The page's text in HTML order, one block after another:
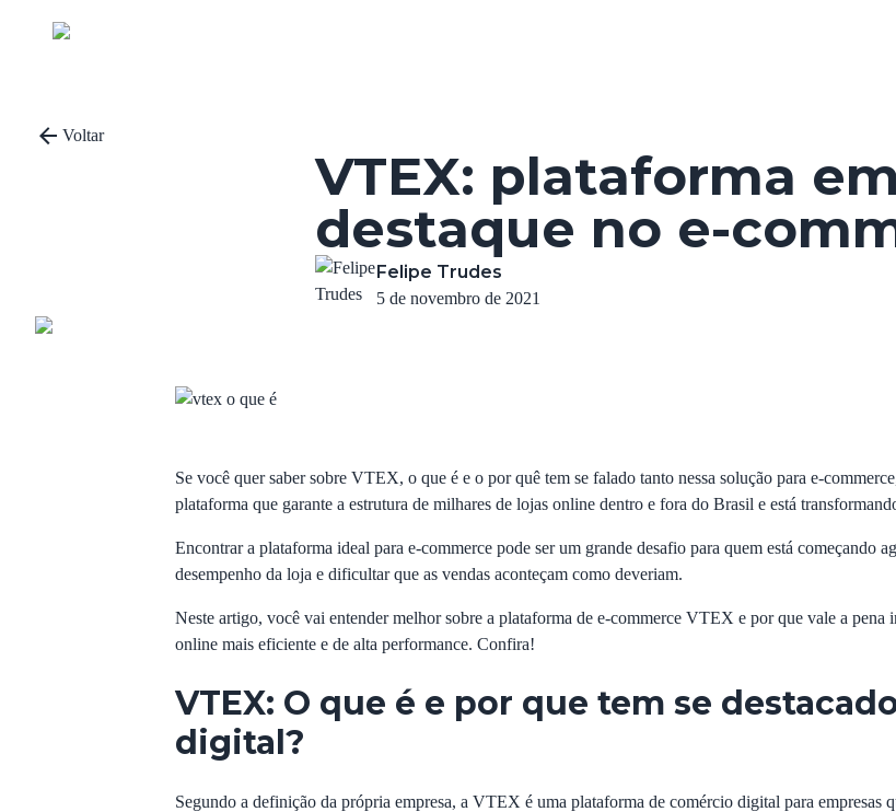
Voltar
VTEX: plataforma em
destaque no e-
Felipe Trudes
5 de novembro de 2021
Se você quer saber sobre VTEX, o que é e o por quê tem se falado tanto nessa solução para e-
plataforma que garante a estrutura de milhares de lojas online dentro e fora do Brasil e está
Encontrar a plataforma ideal para e-commerce pode ser um grande desafio para quem está começando
desempenho da loja e dificultar que as vendas aconteçam como deveriam.
Neste artigo, você vai entender melhor sobre a plataforma de e-commerce VTEX e por que vale a pena
online mais eficiente e de alta performance. Confira!
VTEX: O que é e por que tem se
digital?
Segundo a definição da própria empresa, a VTEX é uma plataforma de comércio digital para empresas